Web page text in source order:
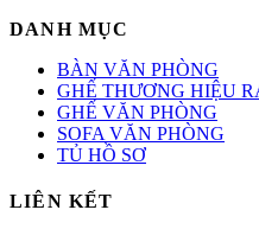
DANH MỤC
BÀN VĂN PHÒNG
GHẾ THƯƠNG HIỆU
GHẾ VĂN PHÒNG
SOFA VĂN PHÒNG
TỦ HỒ SƠ
LIÊN KẾT